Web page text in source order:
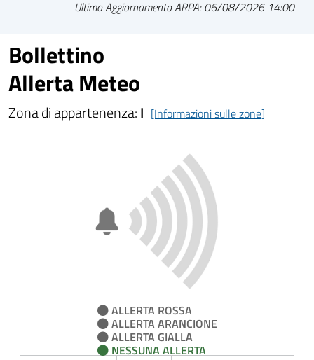
Ultimo Aggiornamento ARPA: 06/08/2026 14:00
Bollettino
Allerta Meteo
Zona di appartenenza:I [Informazioni sulle zone]
ALLERTA ROSSA
ALLERTA ARANCIONE
ALLERTA GIALLA
NESSUNA ALLERTA